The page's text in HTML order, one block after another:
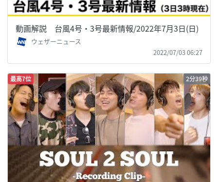
動画解説 台風4号・3号最新情報/2022年7月3日(日)
ウェザーニュース
2022/07/03 06:27
最高7位 2分39秒